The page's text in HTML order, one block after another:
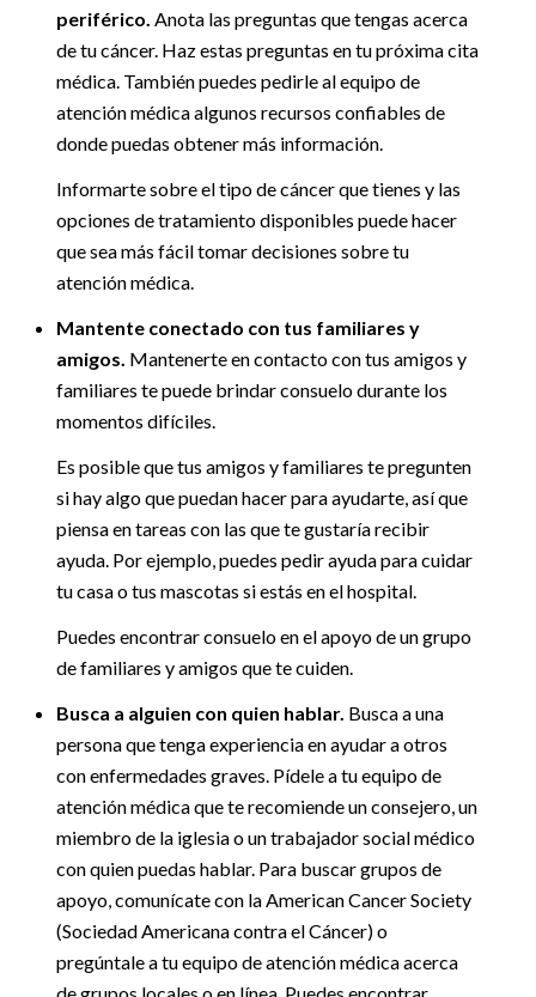
periférico. Anota las preguntas que tengas acerca
de tu cáncer. Haz estas preguntas en tu próxima cita
médica. También puedes pedirle al equipo de
atención médica algunos recursos confiables de
donde puedas obtener más información.
Informarte sobre el tipo de cáncer que tienes y las
opciones de tratamiento disponibles puede hacer
que sea más fácil tomar decisiones sobre tu
atención médica.
Mantente conectado con tus familiares y
amigos. Mantenerte en contacto con tus amigos y
familiares te puede brindar consuelo durante los
momentos difíciles.
Es posible que tus amigos y familiares te pregunten
si hay algo que puedan hacer para ayudarte, así que
piensa en tareas con las que te gustaría recibir
ayuda. Por ejemplo, puedes pedir ayuda para cuidar
tu casa o tus mascotas si estás en el hospital.
Puedes encontrar consuelo en el apoyo de un grupo
de familiares y amigos que te cuiden.
Busca a alguien con quien hablar. Busca a una
persona que tenga experiencia en ayudar a otros
con enfermedades graves. Pídele a tu equipo de
atención médica que te recomiende un consejero, un
miembro de la iglesia o un trabajador social médico
con quien puedas hablar. Para buscar grupos de
apoyo, comunícate con la American Cancer Society
(Sociedad Americana contra el Cáncer) o
pregúntale a tu equipo de atención médica acerca